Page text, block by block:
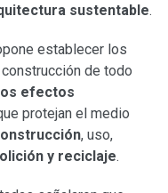
sustentable.
establecer los
de todo
efectos
protejan el medio
, uso,
y reciclaje.